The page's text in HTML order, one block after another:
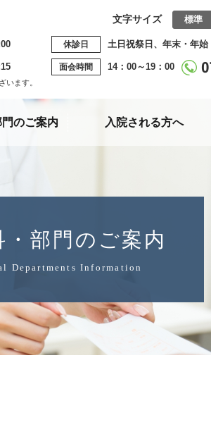
文字サイズ 標準
います。
休診日 土日祝祭日、年末・年始
面会時間 14：00～19：00
のご案内 入院される方へ
・部門のご案内
Departments Information